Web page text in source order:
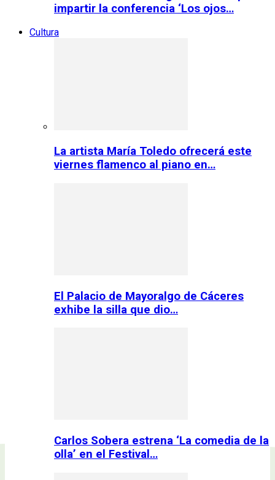
impartir la conferencia ‘Los ojos…
Cultura
La artista María Toledo ofrecerá este
viernes flamenco al piano en…
El Palacio de Mayoralgo de Cáceres
exhibe la silla que dio…
Carlos Sobera estrena ‘La comedia de la
olla’ en el Festival…